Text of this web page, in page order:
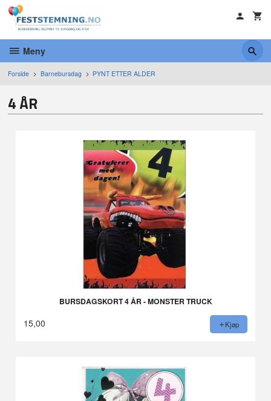
Gå
innholdet
Meny
Forside Barnebursdag PYNT ETTER ALDER
4 ÅR
BURSDAGSKORT 4 ÅR - MONSTER TRUCK
15,00 Kjøp